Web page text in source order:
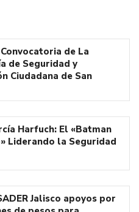
de La
de Seguridad y
Ciudadana de San
Harfuch: El «Batman
Liderando la Seguridad
Jalisco apoyos por